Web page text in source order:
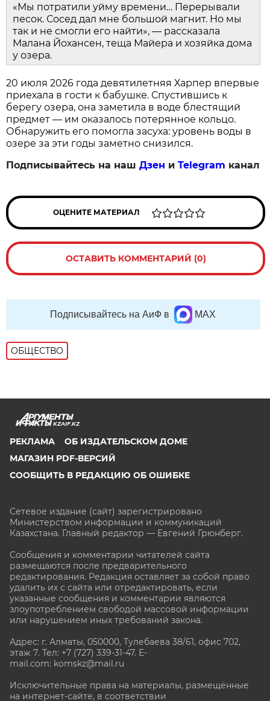
«Мы потратили уйму времени… Перерывали
песок. Сосед дал мне большой магнит. Но мы
так и не смогли его найти», — рассказала
Малана Йохансен, теща Майера и хозяйка дома
у озера.
20 июля 2026 года девятилетняя Харпер впервые
приехала в гости к бабушке. Спустившись к
берегу озера, она заметила в воде блестящий
предмет — им оказалось потерянное кольцо.
Обнаружить его помогла засуха: уровень воды в
озере за эти годы заметно снизился.
Подписывайтесь на нашДзен иTelegram канал
ОЦЕНИТЕ МАТЕРИАЛ
ОСТАВИТЬ КОММЕНТАРИЙ (0)
Подписывайтесь на АиФ в MAX
ОБЩЕСТВО
KZAIF.KZ
РЕКЛАМА
ОБ ИЗДАТЕЛЬСКОМ ДОМЕ
МАГАЗИН PDF-ВЕРСИЙ
СООБЩИТЬ В РЕДАКЦИЮ ОБ ОШИБКЕ
Сетевое издание (сайт) зарегистрировано
Министерством информации и коммуникаций
Казахстана. Главный редактор — Евгений Грюнберг.
Сообщения и комментарии читателей сайта
размещаются после предварительного
редактирования. Редакция оставляет за собой право
удалить их с сайта или отредактировать, если
указанные сообщения и комментарии являются
злоупотреблением свободой массовой информации
или нарушением иных требований закона.
Адрес: г. Алматы, 050000, Тулебаева 38/61, офис 702,
этаж 7. Тел: +7 (727) 339-31-47. E-
mail.com: komskz@mail.ru
Исключительные права на материалы, размещённые
на интернет-сайте, в соответствии